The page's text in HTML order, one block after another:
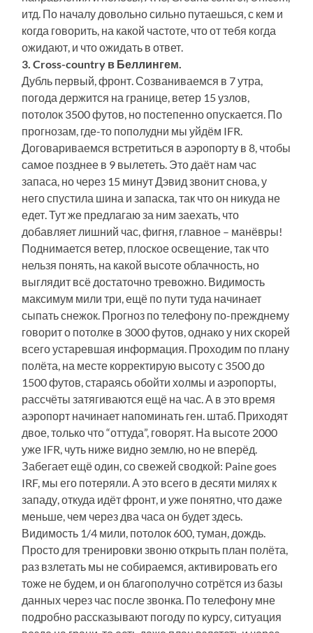
итд. По началу довольно сильно путаешься, с кем и
когда говорить, на какой частоте, что от тебя когда
ожидают, и что ожидать в ответ.
3. Cross-country в Беллингем.
Дубль первый, фронт. Созваниваемся в 7 утра,
погода держится на границе, ветер 15 узлов,
потолок 3500 футов, но постепенно опускается. По
прогнозам, где-то пополудни мы уйдём IFR.
Договариваемся встретиться в аэропорту в 8, чтобы
самое позднее в 9 вылететь. Это даёт нам час
запаса, но через 15 минут Дэвид звонит снова, у
него спустила шина и запаска, так что он никуда не
едет. Тут же предлагаю за ним заехать, что
добавляет лишний час, фигня, главное – манёвры!
Поднимается ветер, плоское освещение, так что
нельзя понять, на какой высоте облачность, но
выглядит всё достаточно тревожно. Видимость
максимум мили три, ещё по пути туда начинает
сыпать снежок. Прогноз по телефону по-прежднему
говорит о потолке в 3000 футов, однако у них скорей
всего устаревшая информация. Проходим по плану
полёта, на месте корректирую высоту с 3500 до
1500 футов, стараясь обойти холмы и аэропорты,
рассчёты затягиваются ещё на час. А в это время
аэропорт начинает напоминать ген. штаб. Приходят
двое, только что “оттуда”, говорят. На высоте 2000
уже IFR, чуть ниже видно землю, но не вперёд.
Забегает ещё один, со свежей сводкой: Paine goes
IRF, мы его потеряли. А это всего в десяти милях к
западу, откуда идёт фронт, и уже понятно, что даже
меньше, чем через два часа он будет здесь.
Видимость 1/4 мили, потолок 600, туман, дождь.
Просто для тренировки звоню открыть план полёта,
раз взлетать мы не собираемся, активировать его
тоже не будем, и он благополучно сотрётся из базы
данных через час после звонка. По телефону мне
подробно рассказывают погоду по курсу, ситуация